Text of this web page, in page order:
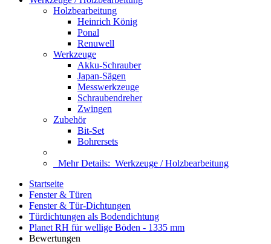
Holzbearbeitung
Heinrich König
Ponal
Renuwell
Werkzeuge
Akku-Schrauber
Japan-Sägen
Messwerkzeuge
Schraubendreher
Zwingen
Zubehör
Bit-Set
Bohrersets
Mehr Details: Werkzeuge / Holzbearbeitung
Startseite
Fenster & Türen
Fenster & Tür-Dichtungen
Türdichtungen als Bodendichtung
Planet RH für wellige Böden - 1335 mm
Bewertungen